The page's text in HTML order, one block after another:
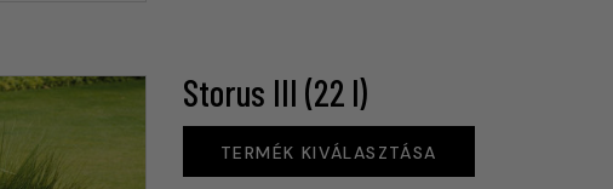
Storus III (22 l)
TERMÉK KIVÁLASZTÁSA